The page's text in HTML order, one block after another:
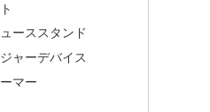
ーススタンド
ャーデバイス
マー